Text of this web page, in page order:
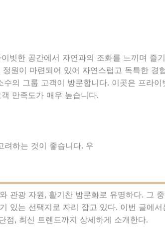
빗한 공간에서 자연과의 조화를 느끼며 즐
원이 마련되어 있어 자연스럽고 독특한 경
의 그룹 고객이 방문합니다. 이곳은 프라
만족도가 매우 높습니다.
려하는 것이 좋습니다. 우
관광 자원, 활기찬 밤문화로 유명하다. 그
있는 선택지로 자리 잡고 있다. 이번 글에
점, 최신 트렌드까지 상세하게 소개한다.